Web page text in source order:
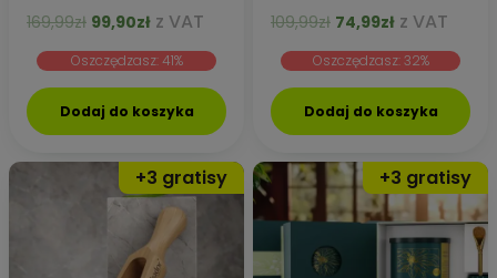
169,99zł Pierwotna
wynosiła:
169,99zł.
99,90złAktualna
wynosi:
99,90zł.
z VAT
Oszczędzasz: 41%
Dodaj do koszyka
109,99zł Pierwotna
wynosiła:
109,99zł.
74,99złAktualna
wynosi:
74,99zł.
z VAT
Oszczędzasz: 32%
Dodaj do koszyka